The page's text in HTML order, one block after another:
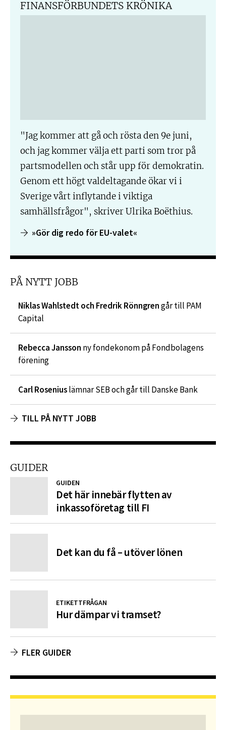
FINANSFÖRBUNDETS KRÖNIKA
"Jag kommer att gå och rösta den 9e juni,
och jag kommer välja ett parti som tror på
partsmodellen och står upp för demokratin.
Genom ett högt valdeltagande ökar vi i
Sverige vårt inflytande i viktiga
samhällsfrågor", skriver Ulrika Boëthius.
»Gör dig redo för EU-valet«
PÅ NYTT JOBB
Niklas Wahlstedt och Fredrik Rönngrengår till PAM
Capital
Rebecca Jansson ny fondekonom på Fondbolagens
förening
Carl Roseniuslämnar SEB och går till Danske Bank
TILL PÅ NYTT JOBB
GUIDER
GUIDEN
Det här innebär flytten av
inkassoföretag till FI
Det kan du få – utöver lönen
ETIKETTFRÅGAN
Hur dämpar vi tramset?
FLER GUIDER